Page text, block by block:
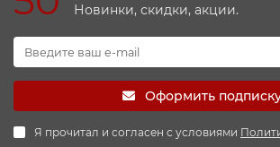
Новинки, скидки, акции.
Оформить
Я прочитал и согласен с условиями